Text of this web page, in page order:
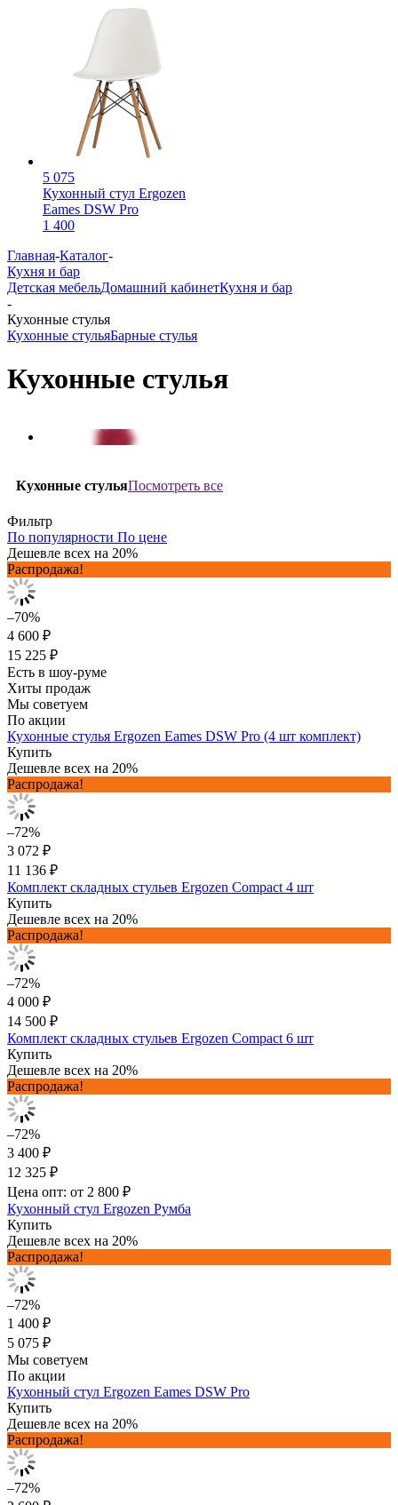
5 075
Кухонный стул Ergozen
Eames DSW Pro
1 400
Главная-Каталог-
Кухня и бар
Детская мебельДомашний кабинетКухня и бар
-
Кухонные стулья
Кухонные стульяБарные стулья
Кухонные стулья
Кухонные стульяПосмотреть все
Фильтр
По популярности По цене
Дешевле всех на 20%
Распродажа!
–70%
4 600 ₽
15 225 ₽
Есть в шоу-руме
Хиты продаж
Мы советуем
По акции
Кухонные стулья Ergozen Eames DSW Pro (4 шт комплект)
Купить
Дешевле всех на 20%
Распродажа!
–72%
3 072 ₽
11 136 ₽
Комплект складных стульев Ergozen Compact 4 шт
Купить
Дешевле всех на 20%
Распродажа!
–72%
4 000 ₽
14 500 ₽
Комплект складных стульев Ergozen Compact 6 шт
Купить
Дешевле всех на 20%
Распродажа!
–72%
3 400 ₽
12 325 ₽
Цена опт: от 2 800 ₽
Кухонный стул Ergozen Румба
Купить
Дешевле всех на 20%
Распродажа!
–72%
1 400 ₽
5 075 ₽
Мы советуем
По акции
Кухонный стул Ergozen Eames DSW Pro
Купить
Дешевле всех на 20%
Распродажа!
–72%